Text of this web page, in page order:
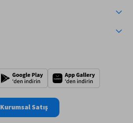
Kurumsal Satış